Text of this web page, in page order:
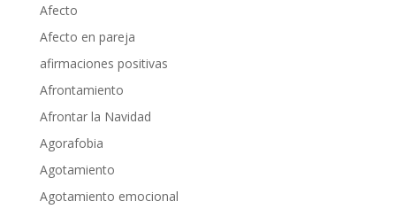
Afecto
Afecto en pareja
afirmaciones positivas
Afrontamiento
Afrontar la Navidad
Agorafobia
Agotamiento
Agotamiento emocional